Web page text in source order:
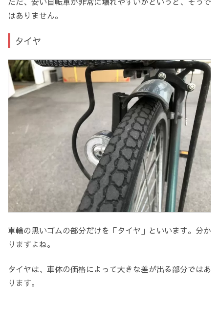
はありません。
タイヤ
車輪の黒いゴムの部分だけを「タイヤ」といいます。分か
りますよね。
タイヤは、車体の価格によって大きな差が出る部分ではあ
ります。